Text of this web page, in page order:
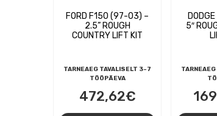
FORD F150 (97-03) –
2.5” ROUGH
COUNTRY LIFT KIT
TARNEAEG TAVALISELT 3-7
TÖÖPÄEVA
472,62€
5″